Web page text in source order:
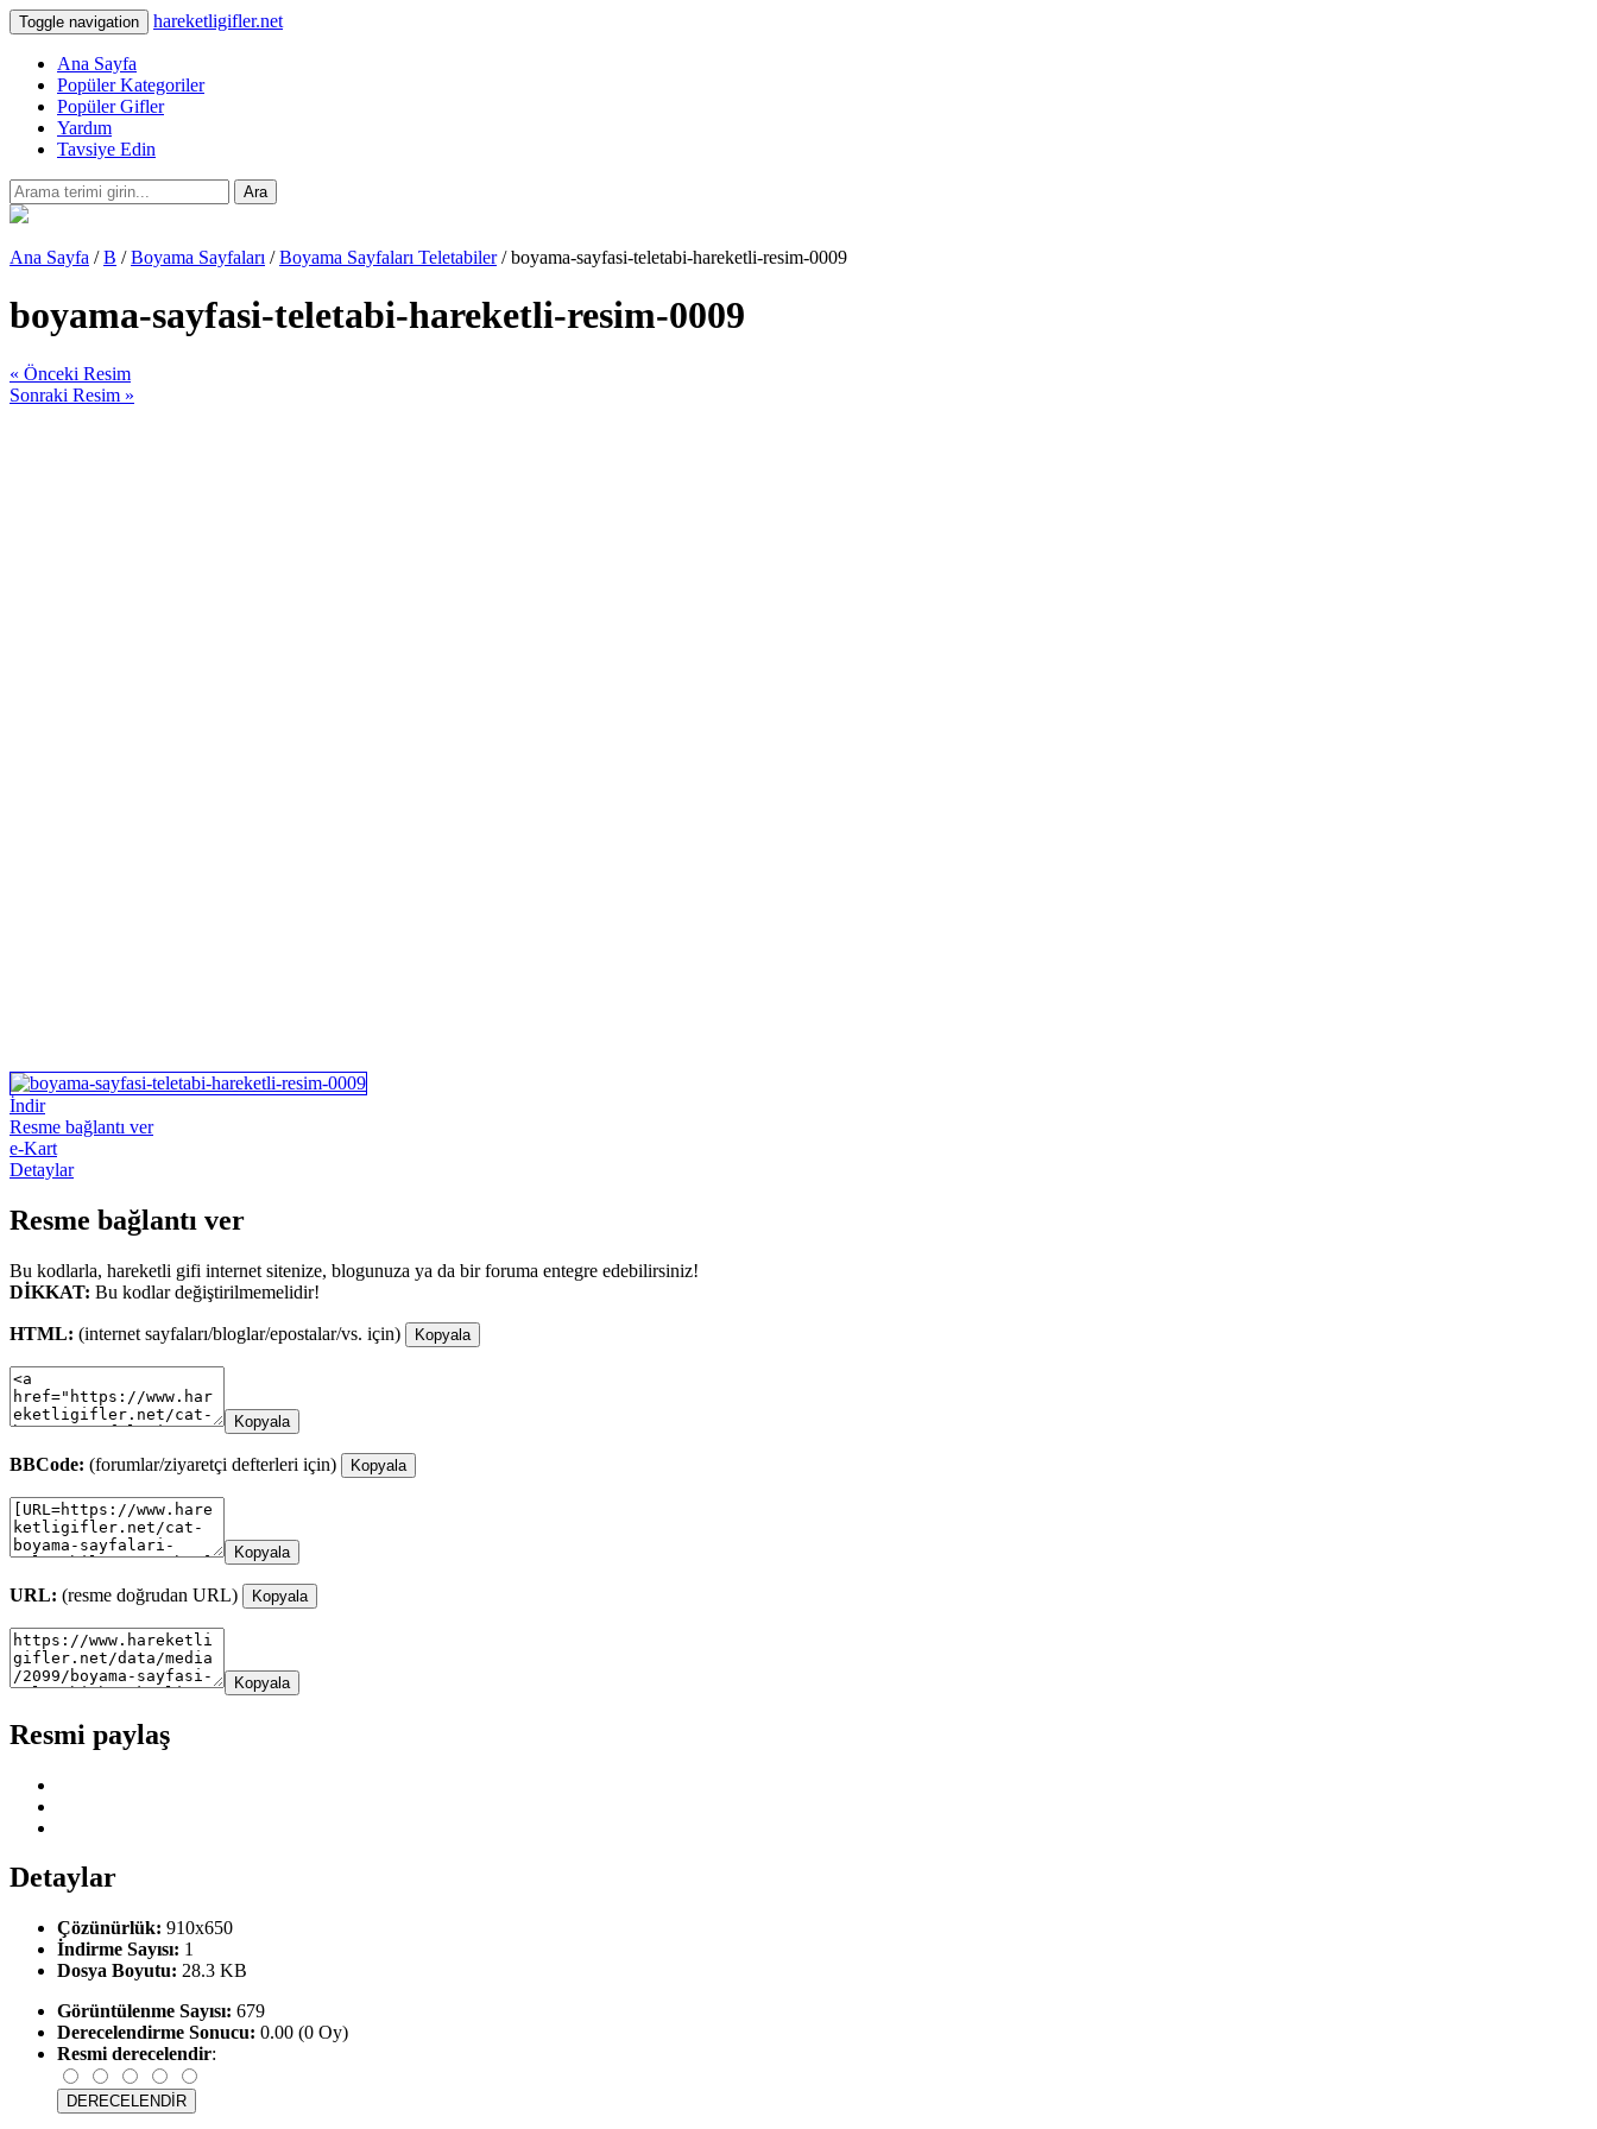
Toggle navigation hareketligifler.net
Ana Sayfa
Popüler Kategoriler
Popüler Gifler
Yardım
Tavsiye Edin
Ara
Ana Sayfa /B /Boyama Sayfaları /Boyama Sayfaları Teletabiler/ boyama-sayfasi-teletabi-hareketli-resim-0009
boyama-sayfasi-teletabi-hareketli-resim-0009
« Önceki Resim
Sonraki Resim »
İndir
Resme bağlantı ver
e-Kart
Detaylar
Resme bağlantı ver
Bu kodlarla, hareketli gifi internet sitenize, blogunuza ya da bir foruma entegre edebilirsiniz!
DİKKAT: Bu kodlar değiştirilmemelidir!
HTML: (internet sayfaları/bloglar/epostalar/vs. için) Kopyala
Kopyala
BBCode: (forumlar/ziyaretçi defterleri için) Kopyala
Kopyala
URL: (resme doğrudan URL) Kopyala
Kopyala
Resmi paylaş
Detaylar
Çözünürlük: 910x650
İndirme Sayısı: 1
Dosya Boyutu: 28.3 KB
Görüntülenme Sayısı: 679
Derecelendirme Sonucu: 0.00 (0 Oy)
Resmi derecelendir: